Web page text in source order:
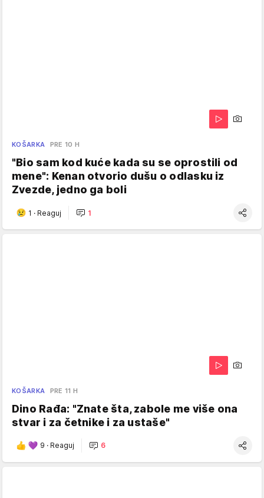
KOŠARKA PRE 10 H
"Bio sam kod kuće kada su se oprostili od
mene": Kenan otvorio dušu o odlasku iz
Zvezde, jedno ga boli
1 · Reaguj 1
KOŠARKA PRE 11 H
Dino Rađa: "Znate šta, zabole me više ona
stvar i za četnike i za ustaše"
9 · Reaguj 6